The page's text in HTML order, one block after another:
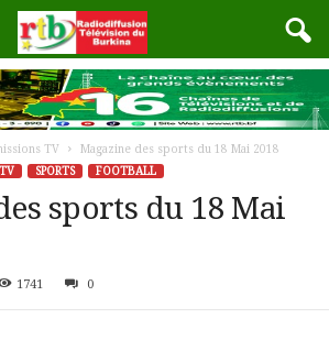
TV
Magazine des sports du 18 Mai 2018
SPORTS FOOTBALL
sports du 18 Mai
1741 0